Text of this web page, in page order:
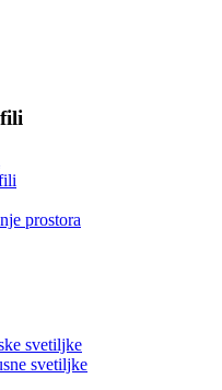
prostora
svetiljke
svetiljke